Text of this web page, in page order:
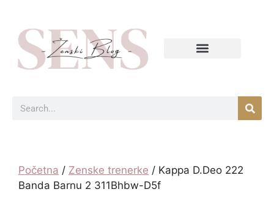
Početna / Zenske trenerke / Kappa D.Deo 222
Banda Barnu 2 311Bhbw-D5f